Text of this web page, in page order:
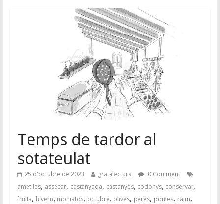
Temps de tardor al
sotateulat
25 d'octubre de 2023 gratalectura
0 Comment
ametlles, assecar, castanyada, castanyes, codonys, conservar,
fruita, hivern, moniatos, octubre, olives, peres, pomes, raïm,